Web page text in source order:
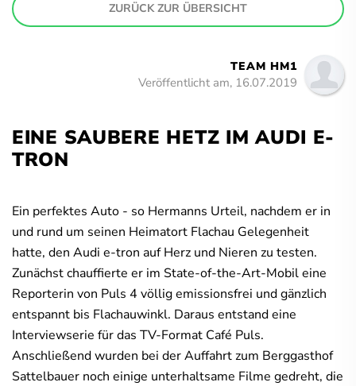
ZURÜCK ZUR ÜBERSICHT
TEAM HM1
Veröffentlicht am, 16.07.2019
EINE SAUBERE HETZ IM AUDI E-
TRON
Ein perfektes Auto - so Hermanns Urteil, nachdem er in
und rund um seinen Heimatort Flachau Gelegenheit
hatte, den Audi e-tron auf Herz und Nieren zu testen.
Zunächst chauffierte er im State-of-the-Art-Mobil eine
Reporterin von Puls 4 völlig emissionsfrei und gänzlich
entspannt bis Flachauwinkl. Daraus entstand eine
Interviewserie für das TV-Format Café Puls.
Anschließend wurden bei der Auffahrt zum Berggasthof
Sattelbauer noch einige unterhaltsame Filme gedreht, die